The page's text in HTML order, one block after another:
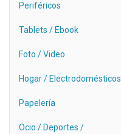
Periféricos
Tablets / Ebook
Foto / Video
Hogar / Electrodomésticos
Papelería
Ocio / Deportes /